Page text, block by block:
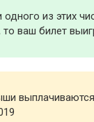
одного из этих
то ваш билет